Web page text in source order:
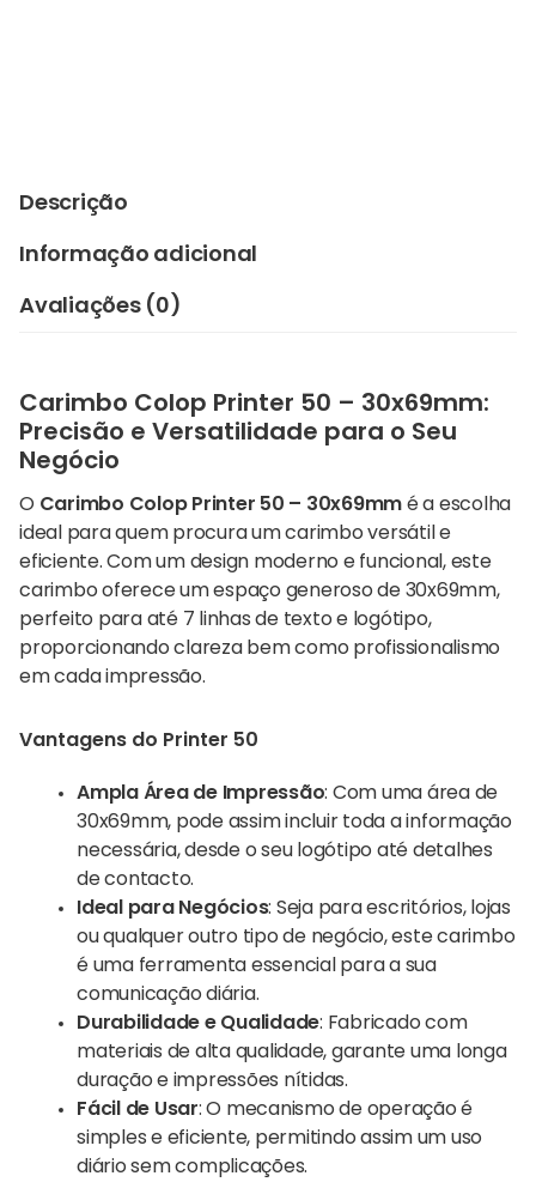
Descrição
Informação adicional
Avaliações (0)
Carimbo Colop Printer 50 – 30x69mm:
Precisão e Versatilidade para o Seu
Negócio
O Carimbo Colop Printer 50 – 30x69mm é a escolha
ideal para quem procura um carimbo versátil e
eficiente. Com um design moderno e funcional, este
carimbo oferece um espaço generoso de 30x69mm,
perfeito para até 7 linhas de texto e logótipo,
proporcionando clareza bem como profissionalismo
em cada impressão.
Vantagens do Printer 50
Ampla Área de Impressão: Com uma área de
30x69mm, pode assim incluir toda a informação
necessária, desde o seu logótipo até detalhes
de contacto.
Ideal para Negócios: Seja para escritórios, lojas
ou qualquer outro tipo de negócio, este carimbo
é uma ferramenta essencial para a sua
comunicação diária.
Durabilidade e Qualidade: Fabricado com
materiais de alta qualidade, garante uma longa
duração e impressões nítidas.
Fácil de Usar: O mecanismo de operação é
simples e eficiente, permitindo assim um uso
diário sem complicações.